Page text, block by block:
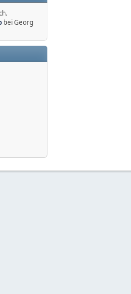
bei Georg